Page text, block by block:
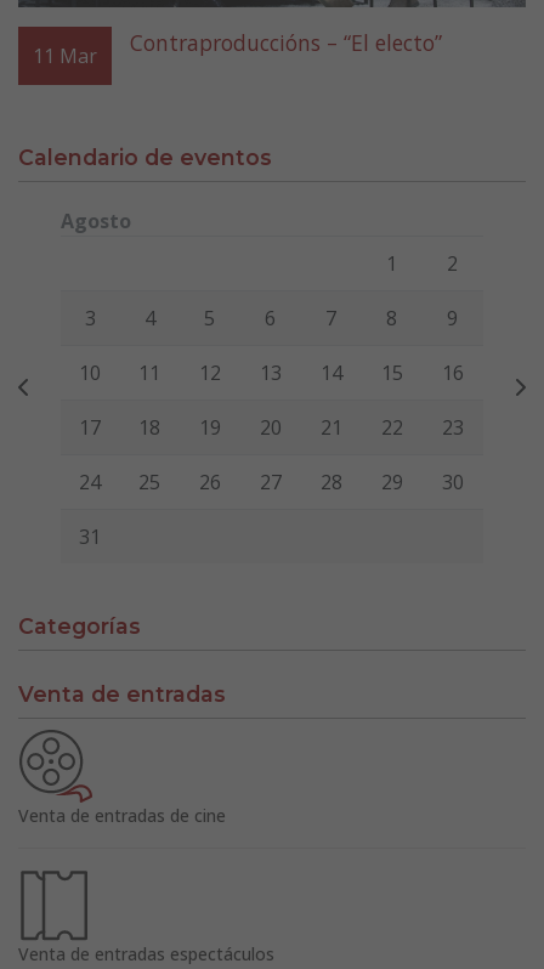
11 Mar Contraproduccións – “El electo”
Calendario de eventos
Agosto
Viernes Sábado
1 2
3 4 5 6 7 8 9
10 11 12 13 14 15 16
17 18 19 20 21 22 23
24 25 26 27 28 29 30
31
Categorías
Venta de entradas
Venta de entradas de cine
Venta de entradas espectáculos